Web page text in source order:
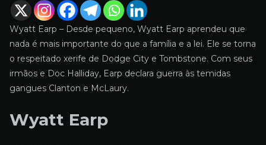
Wyatt Earp – Desde pequeno, Wyatt Earp aprendeu que
nada é mais importante do que a família e a lei. Ele se torna
o respeitado xerife de Dodge City e Tombstone. Com seus
irmãos e Doc Halliday, Earp declara guerra às temidas
gangues Clanton e McLaury.
Wyatt Earp